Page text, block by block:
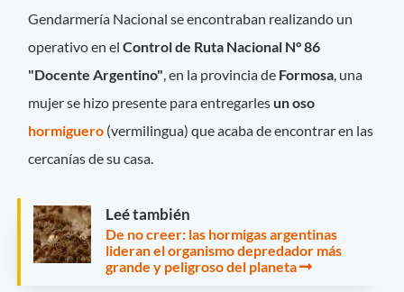
Gendarmería Nacional se encontraban realizando un
operativo en elControl de Ruta Nacional N° 86
"Docente Argentino" , en la provincia de Formosa , una
mujer se hizo presente para entregarles un oso
hormiguero (vermilingua) que acaba de encontrar en las
cercanías de su casa.
Leé también
De no creer: las hormigas argentinas
lideran el organismo depredador más
grande y peligroso del planeta